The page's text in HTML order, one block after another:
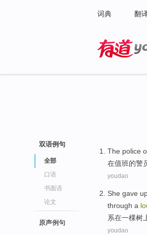
词典 翻
双语例句
全部
口语
书面语
论文
原声例句
The police
在值班的警
youdao
She gave
through a
系在一棵树
youdao